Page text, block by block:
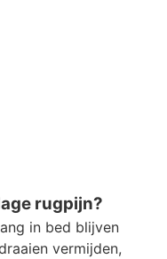
rugpijn?
in bed blijven
vermijden,